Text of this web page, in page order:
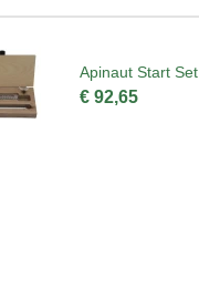
Apinaut Start Set
€ 92,65